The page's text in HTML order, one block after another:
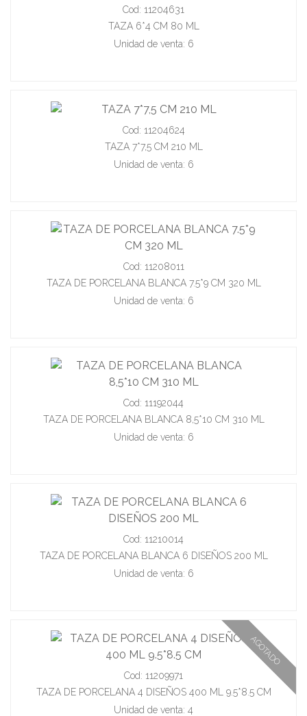
Cod: 11204631
TAZA 6*4 CM 80 ML
Unidad de venta: 6
Cod: 11204624
TAZA 7*7,5 CM 210 ML
Unidad de venta: 6
Cod: 11208011
TAZA DE PORCELANA BLANCA 7.5*9 CM 320 ML
Unidad de venta: 6
Cod: 11192044
TAZA DE PORCELANA BLANCA 8,5*10 CM 310 ML
Unidad de venta: 6
Cod: 11210014
TAZA DE PORCELANA BLANCA 6 DISEÑOS 200 ML
Unidad de venta: 6
AGOTADO
Cod: 11209971
TAZA DE PORCELANA 4 DISEÑOS 400 ML 9.5*8.5 CM
Unidad de venta: 4